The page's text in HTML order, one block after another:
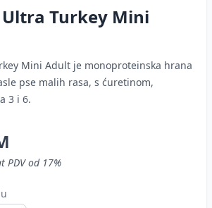
Ultra Turkey Mini
Mini Adult je monoproteinska hrana
pse malih rasa, s ćuretinom,
3 i 6.
PDV od 17%